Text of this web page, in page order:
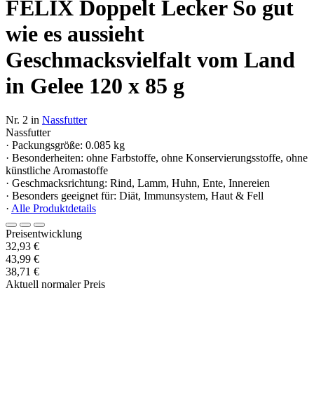
FELIX Doppelt Lecker So gut
wie es aussieht
Geschmacksvielfalt vom Land
in Gelee 120 x 85 g
Nr. 2 in Nassfutter
Nassfutter
· Packungsgröße: 0.085 kg
· Besonderheiten: ohne Farbstoffe, ohne Konservierungsstoffe, ohne
künstliche Aromastoffe
· Geschmacksrichtung: Rind, Lamm, Huhn, Ente, Innereien
· Besonders geeignet für: Diät, Immunsystem, Haut & Fell
· Alle Produktdetails
Preisentwicklung
32,93 €
43,99 €
38,71 €
Aktuell normaler Preis